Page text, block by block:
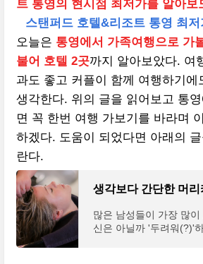
트 통영의 현시점 최저가를 알아보
스탠퍼드 호텔&리조트 통영 최저
오늘은 통영에서 가족여행으로 가
불어 호텔 2곳까지 알아보았다. 여
과도 좋고 커플이 함께 여행하기에
생각한다. 위의 글을 읽어보고 통
면 꼭 한번 여행 가보기를 바라며
하겠다. 도움이 되었다면 아래의
란다.
많은 남성들이 가장 많
신은 아닐까 '두려워(?)'